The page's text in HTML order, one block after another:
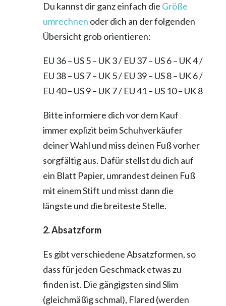
Du kannst dir ganz einfach die Größe
umrechnen oder dich an der folgenden
Übersicht grob orientieren:
EU 36 – US 5 – UK 3 / EU 37 – US 6 – UK 4 /
EU 38 – US 7 – UK 5 / EU 39 – US 8 – UK 6 /
EU 40 – US 9 – UK 7 / EU 41 – US 10 – UK 8
Bitte informiere dich vor dem Kauf
immer explizit beim Schuhverkäufer
deiner Wahl und miss deinen Fuß vorher
sorgfältig aus. Dafür stellst du dich auf
ein Blatt Papier, umrandest deinen Fuß
mit einem Stift und misst dann die
längste und die breiteste Stelle.
2. Absatzform
Es gibt verschiedene Absatzformen, so
dass für jeden Geschmack etwas zu
finden ist. Die gängigsten sind Slim
(gleichmäßig schmal), Flared (werden